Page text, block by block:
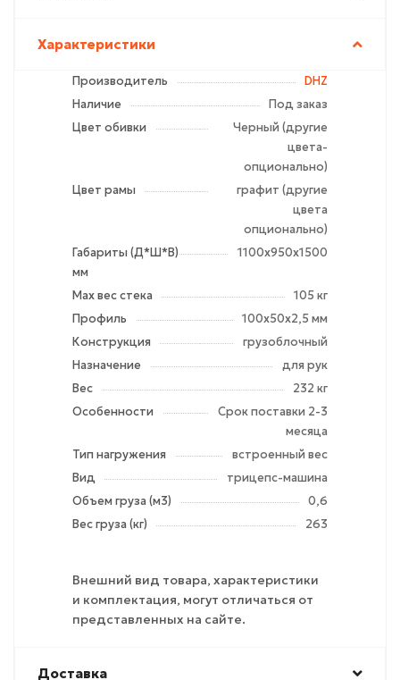
Характеристики
Производитель
DHZ
Наличие
Под заказ
Цвет обивки
Черный (другие
цвета-
опционально)
Цвет рамы
графит (другие
цвета
опционально)
Габариты (Д*Ш*В)
мм
1100х950х1500
Max вес стека
105 кг
Профиль
100х50х2,5 мм
Конструкция
грузоблочный
Назначение
для рук
Вес
232 кг
Особенности
Срок поставки 2-3
месяца
Тип нагружения
встроенный вес
Вид
трицепс-машина
Объем груза (м3)
0,6
Вес груза (кг)
263
Внешний вид товара, характеристики
и комплектация, могут отличаться от
представленных на сайте.
Доставка